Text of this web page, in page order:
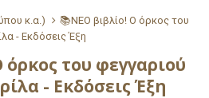
κ.α.)
📚ΝΕΟ βιβλίο! Ο όρκος του
- Εκδόσεις Έξη
του φεγγαριού
- Εκδόσεις Έξη